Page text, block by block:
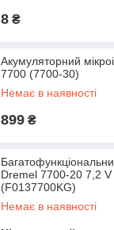
8 ₴
Акумуляторний
7700 (7700-30)
Немає в наявності
899 ₴
Dremel 7700-20 7,2
(F0137700KG)
Немає в наявності